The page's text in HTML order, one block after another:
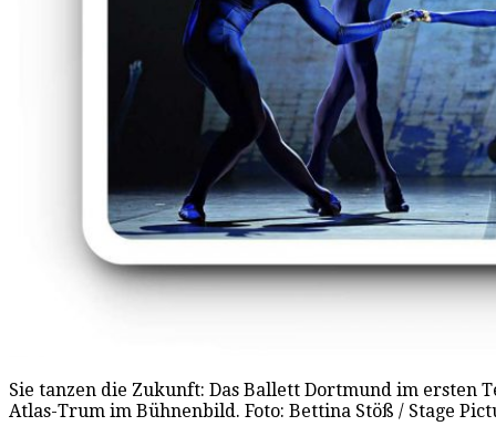
Sie tanzen die Zukunft: Das Ballett Dortmund im ersten
Atlas-Trum im Bühnenbild. Foto: Bettina Stöß / Stage